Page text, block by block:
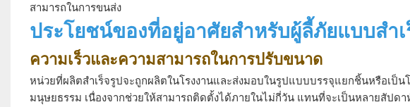
สามารถในการขนส่ง
ประโยชน์ของที่อยู่อาศัยสำหรับผู้ลี้ภัยแบบสำเ
ความเร็วและความสามารถในการปรับขนาด
หน่วยที่ผลิตสำเร็จรูปจะถูกผลิตในโรงงานและส่งมอบในรูปแบบบรรจุแยกชิ้นหรือเป็
มนุษยธรรม เนื่องจากช่วยให้สามารถติดตั้งได้ภายในไม่กี่วัน แทนที่จะเป็นหลายสัปด